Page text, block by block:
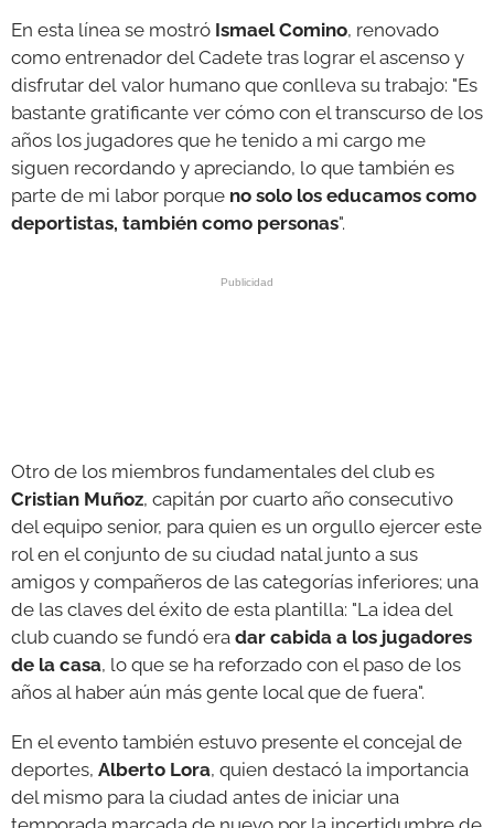
En esta línea se mostró Ismael Comino, renovado
como entrenador del Cadete tras lograr el ascenso y
disfrutar del valor humano que conlleva su trabajo: "Es
bastante gratificante ver cómo con el transcurso de los
años los jugadores que he tenido a mi cargo me
siguen recordando y apreciando, lo que también es
parte de mi labor porque no solo los educamos como
deportistas, también como personas".
Otro de los miembros fundamentales del club es
Cristian Muñoz, capitán por cuarto año consecutivo
del equipo senior, para quien es un orgullo ejercer este
rol en el conjunto de su ciudad natal junto a sus
amigos y compañeros de las categorías inferiores; una
de las claves del éxito de esta plantilla: "La idea del
club cuando se fundó era dar cabida a los jugadores
de la casa, lo que se ha reforzado con el paso de los
años al haber aún más gente local que de fuera".
En el evento también estuvo presente el concejal de
deportes, Alberto Lora, quien destacó la importancia
del mismo para la ciudad antes de iniciar una